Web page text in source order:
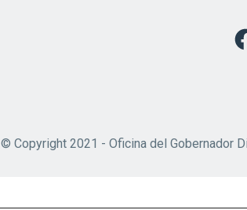
© Copyright 2021 - Oficina del Gobernador